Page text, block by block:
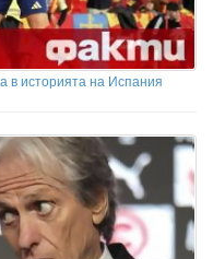
в историята на Испания